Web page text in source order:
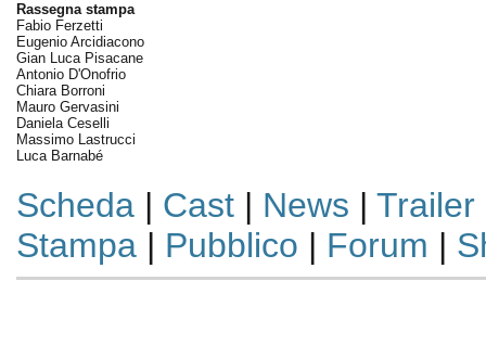
Rassegna stampa
Fabio Ferzetti
Eugenio Arcidiacono
Gian Luca Pisacane
Antonio D'Onofrio
Chiara Borroni
Mauro Gervasini
Daniela Ceselli
Massimo Lastrucci
Luca Barnabé
Scheda| Cast| News | Trailer
Stampa| Pubblico | Forum |